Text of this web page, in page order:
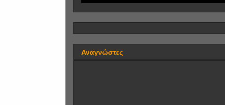
Αναγνώστες